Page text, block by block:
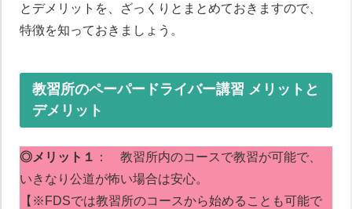
とデメリットを、ざっくりとまとめておきますので、
特徴を知っておきましょう。
教習所のペーパードライバー講習 メリットと
デメリット
◎メリット１ ： 教習所内のコースで教習が可能で、
いきなり公道が怖い場合は安心。
【※FDSでは教習所のコースから始めることも可能で